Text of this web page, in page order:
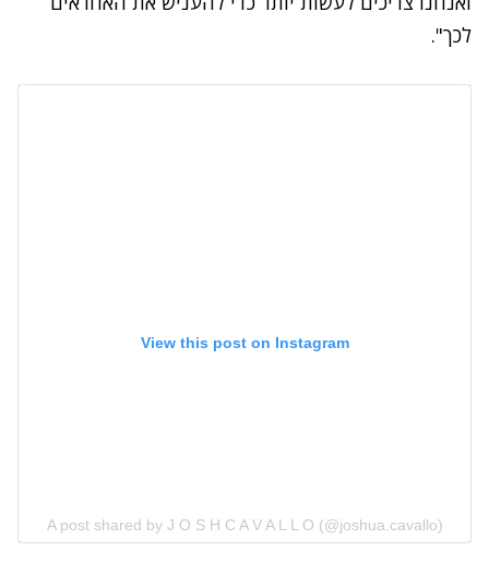
לכך".
View this post on Instagram
A post shared by J O S H C A V A L L O (@joshua.cavallo)